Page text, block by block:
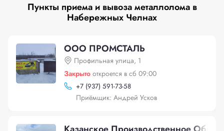
Пункты приема и вывоза металлолома в
Набережных Челнах
ООО ПРОМСТАЛЬ
Профильная улица, 1
Закрыто откроется в сб 09:00
+7 (937) 591-73-58
Приёмщик: Андрей Усков